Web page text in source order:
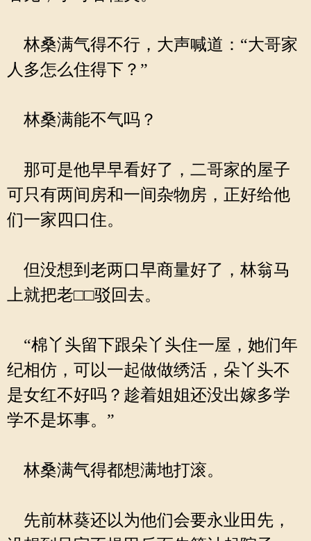
林桑满气得不行，大声喊道：“大哥家
人多怎么住得下？”
林桑满能不气吗？
那可是他早早看好了，二哥家的屋子
可只有两间房和一间杂物房，正好给他
们一家四口住。
但没想到老两口早商量好了，林翁马
上就把老□□驳回去。
“棉丫头留下跟朵丫头住一屋，她们年
纪相仿，可以一起做做绣活，朵丫头不
是女红不好吗？趁着姐姐还没出嫁多学
学不是坏事。”
林桑满气得都想满地打滚。
先前林葵还以为他们会要永业田先，